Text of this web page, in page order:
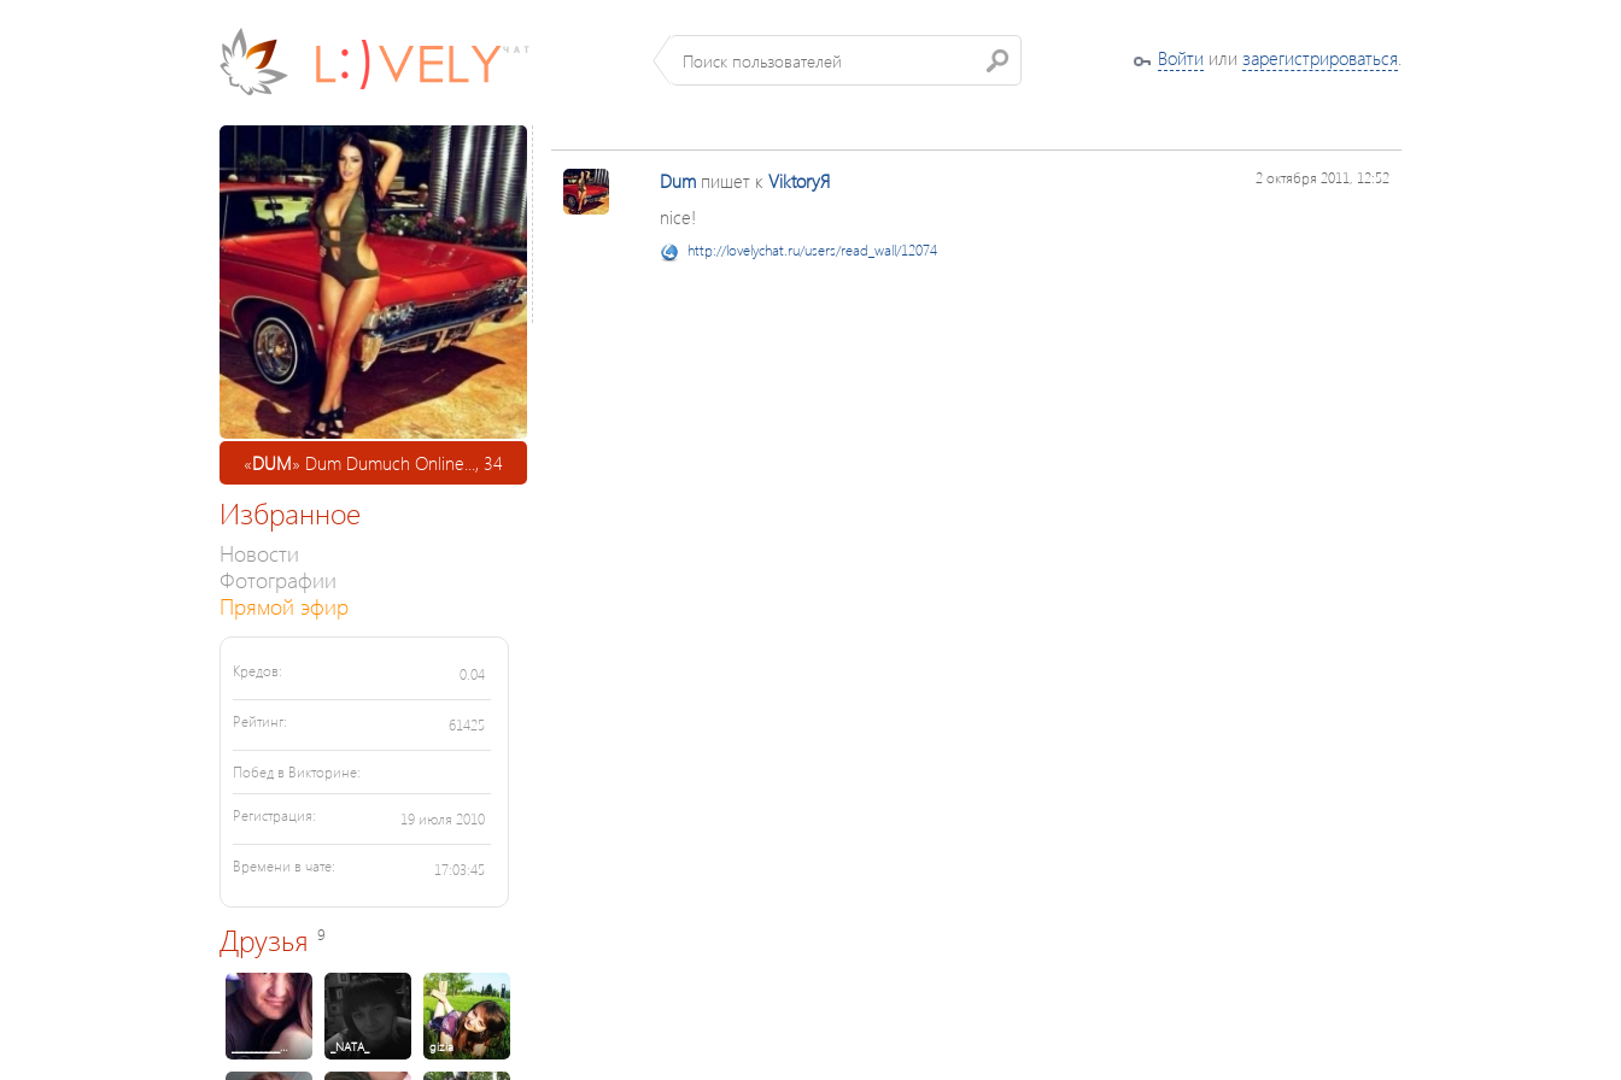
Войти или зарегистрироваться.
«DUM» Dum Dumuch Online..., 34
Избранное
Новости
Фотографии
Прямой эфир
Кредов: 0.04
Рейтинг: 61425
Побед в Викторине:
Регистрация: 19 июля 2010
Времени в чате: 17:03:45
Друзья 9
__________… _NATA_ gizia
Dum пишет к ViktoryЯ 2 октября 2011, 12:52
nice!
http://lovelychat.ru/users/read_wall/12074